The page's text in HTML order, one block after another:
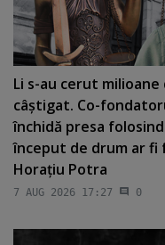
Li s-au cerut
câştigat. Co-
închidă presa
început de drum ar fi
Horaţiu Potra
7 AUG 2026 17:27 0